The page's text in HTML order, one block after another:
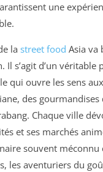
une
la street food Asia va
Il s’agit d’un véritable
qui ouvre les sens
des gourmandises
Chaque ville
et ses marchés
souvent méconnu
les aventuriers du